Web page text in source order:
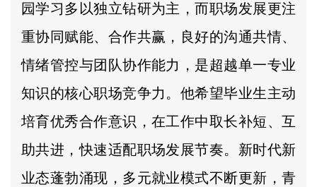
园学习多以独立钻研为主，而职场发展更注
重协同赋能、合作共赢，良好的沟通共情、
情绪管控与团队协作能力，是超越单一专业
知识的核心职场竞争力。他希望毕业生主动
培育优秀合作意识，在工作中取长补短、互
助共进，快速适配职场发展节奏。新时代新
业态蓬勃涌现，多元就业模式不断更新，青